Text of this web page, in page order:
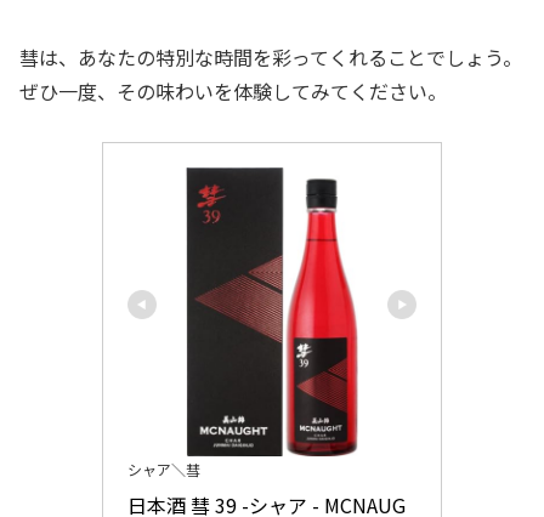
彗は、あなたの特別な時間を彩ってくれることでしょう。
ぜひ一度、その味わいを体験してみてください。
シャア＼彗
日本酒 彗 39 -シャア - MCNAUG